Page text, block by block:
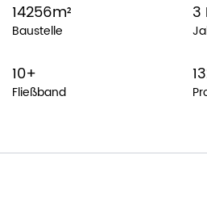
16200m²
Baustelle
3
10+
Fließband